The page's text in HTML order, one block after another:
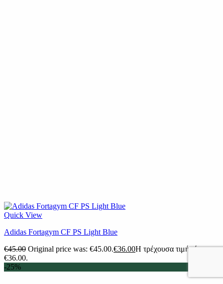
Quick View
Adidas Fortagym CF PS Light Blue
€45.00 Original price was: €45.00.€36.00Η τρέχουσα τιμή είναι:
€36.00.
-25%